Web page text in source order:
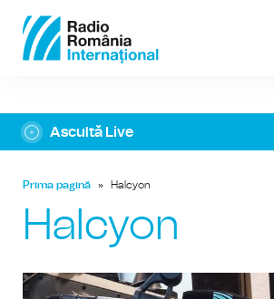
Ascultă Live
Prima pagină » Halcyon
Halcyon